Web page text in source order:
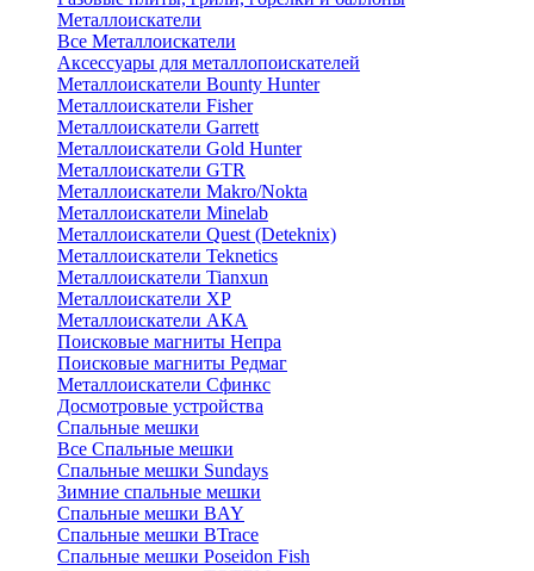
Металлоискатели
Все Металлоискатели
Аксессуары для металлопоискателей
Металлоискатели Bounty Hunter
Металлоискатели Fisher
Металлоискатели Garrett
Металлоискатели Gold Hunter
Металлоискатели GTR
Металлоискатели Makro/Nokta
Металлоискатели Minelab
Металлоискатели Quest (Deteknix)
Металлоискатели Teknetics
Металлоискатели Tianxun
Металлоискатели XP
Металлоискатели АКА
Поисковые магниты Непра
Поисковые магниты Редмаг
Металлоискатели Сфинкс
Досмотровые устройства
Спальные мешки
Все Спальные мешки
Спальные мешки Sundays
Зимние спальные мешки
Спальные мешки BAY
Спальные мешки BTrace
Спальные мешки Poseidon Fish